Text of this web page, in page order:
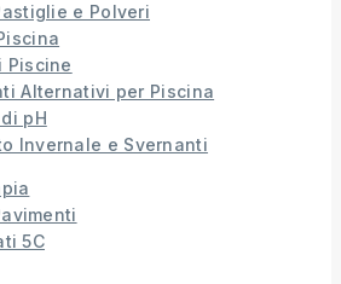
e Polveri
Piscine
Alternativi per Piscina
pH
Invernale e Svernanti
5C